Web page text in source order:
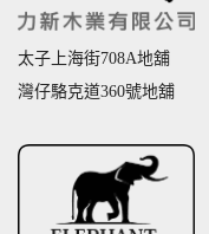
太子上海街708A地舖
灣仔駱克道360號地舖